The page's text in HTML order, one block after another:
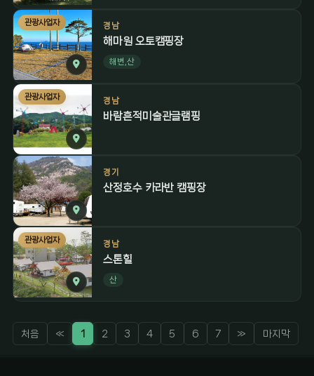
관광사업자 경남
해마원 오토캠핑장
해변,산
관광사업자 경남
바람흔적미술관글램핑
경기
산정호수 카라반 캠핑장
관광사업자 경남
스톤힐
산
처음 « 1 2 3 4 5 6 7 » 마지막